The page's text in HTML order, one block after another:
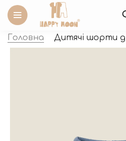
Головна Дитячі шорти